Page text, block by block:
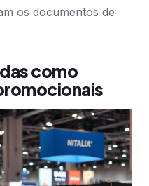
os documentos de
como